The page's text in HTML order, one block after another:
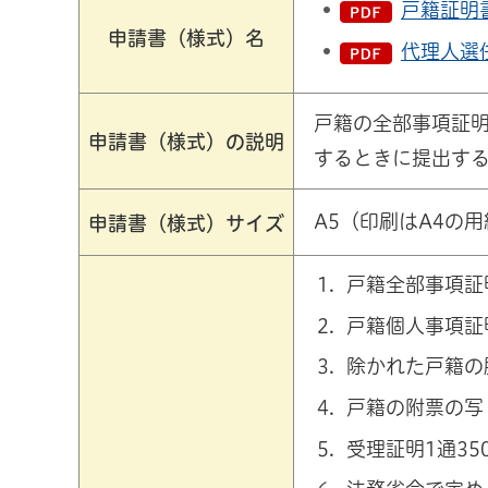
申請書（様式）名
戸籍証明
代理人選
申請書（様式）の説明
戸籍の全部事項証
するときに提出す
申請書（様式）サイズ A5（印刷はA4の用
戸籍全部事項
戸籍個人事項
除かれた戸籍
戸籍の附票の
受理証明1通